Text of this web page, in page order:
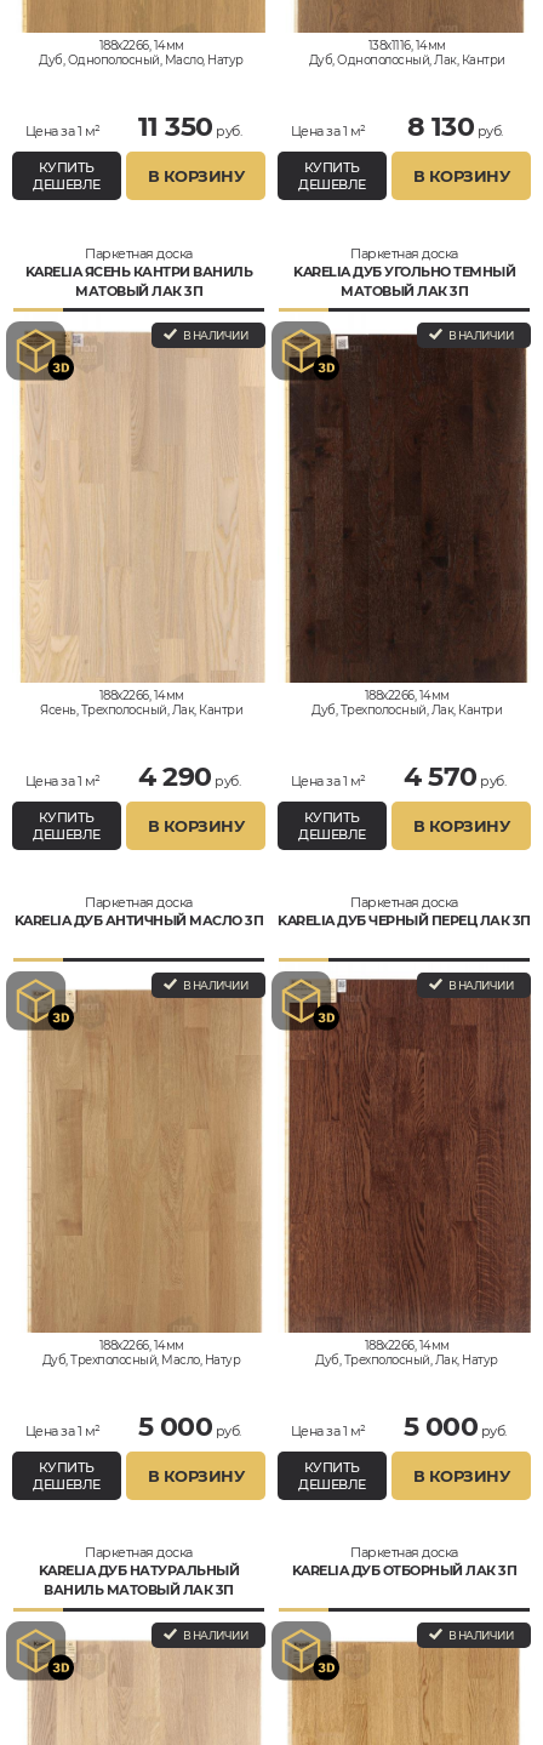
188x2266, 14мм
Дуб, Однополосный, Масло, Натур
Цена за 1 м² 11 350 руб.
КУПИТЬ
ДЕШЕВЛЕ
В КОРЗИНУ
138x1116, 14мм
Дуб, Однополосный, Лак, Кантри
Цена за 1 м² 8 130 руб.
КУПИТЬ
ДЕШЕВЛЕ
В КОРЗИНУ
Паркетная доска
KARELIA ЯСЕНЬ КАНТРИ ВАНИЛЬ
МАТОВЫЙ ЛАК 3П
В НАЛИЧИИ
188x2266, 14мм
Ясень, Трехполосный, Лак, Кантри
Цена за 1 м² 4 290 руб.
КУПИТЬ
ДЕШЕВЛЕ
В КОРЗИНУ
Паркетная доска
KARELIA ДУБ УГОЛЬНО ТЕМНЫЙ
МАТОВЫЙ ЛАК 3П
В НАЛИЧИИ
188x2266, 14мм
Дуб, Трехполосный, Лак, Кантри
Цена за 1 м² 4 570 руб.
КУПИТЬ
ДЕШЕВЛЕ
В КОРЗИНУ
Паркетная доска
KARELIA ДУБ АНТИЧНЫЙ МАСЛО 3П
В НАЛИЧИИ
188x2266, 14мм
Дуб, Трехполосный, Масло, Натур
Цена за 1 м² 5 000 руб.
КУПИТЬ
ДЕШЕВЛЕ
В КОРЗИНУ
Паркетная доска
KARELIA ДУБ ЧЕРНЫЙ ПЕРЕЦ ЛАК 3П
В НАЛИЧИИ
188x2266, 14мм
Дуб, Трехполосный, Лак, Натур
Цена за 1 м² 5 000 руб.
КУПИТЬ
ДЕШЕВЛЕ
В КОРЗИНУ
Паркетная доска
KARELIA ДУБ НАТУРАЛЬНЫЙ
ВАНИЛЬ МАТОВЫЙ ЛАК 3П
В НАЛИЧИИ
Паркетная доска
KARELIA ДУБ ОТБОРНЫЙ ЛАК 3П
В НАЛИЧИИ